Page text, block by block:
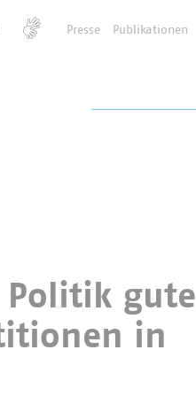
Presse Publikationen
Politik gute
in